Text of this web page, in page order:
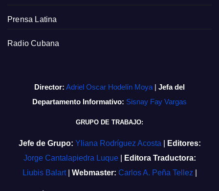
Prensa Latina
Radio Cubana
Director: Adriel Oscar Hodelín Moya | Jefa del
Departamento Informativo: Sisnay Fay Vargas
GRUPO DE TRABAJO:
Jefe de Grupo: Yliana Rodríguez Acosta
Editores:
Jorge Cantalapiedra Luque
Editora Traductora:
Liubis Balart
Webmaster: Carlos A. Peña Tellez